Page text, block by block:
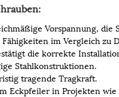
Vorspannung, die
im Vergleich zu
die korrekte
Stahlkonstruktionen.
tragende Tragkraft.
Eckpfeiler in Projekten